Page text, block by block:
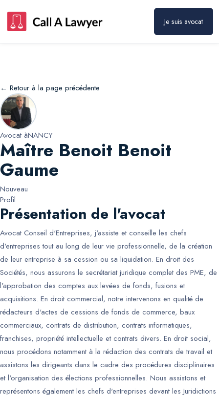
Je suis avocat
← Retour à la page précédente
Avocat àNANCY
Maître Benoit Benoit
Gaume
Nouveau
Profil
Présentation de l'avocat
Avocat Conseil d'Entreprises, j'assiste et conseille les chefs
d'entreprises tout au long de leur vie professionnelle, de la création
de leur entreprise à sa cession ou sa liquidation. En droit des
Sociétés, nous assurons le secrétariat juridique complet des PME, de
l'approbation des comptes aux levées de fonds, fusions et
acquisitions. En droit commercial, notre intervenons en qualité de
rédacteurs d'actes de cessions de fonds de commerce, baux
commerciaux, contrats de distribution, contrats informatiques,
franchises, propriété intellectuelle et contrats divers. En droit social,
nous procédons notamment à la rédaction des contrats de travail et
assistons les dirigeants dans le cadre des procédures disciplinaires
et l'organisation des élections professionnelles. Nous assistons et
représentons également les chefs d'entreprises devant les Juridictions